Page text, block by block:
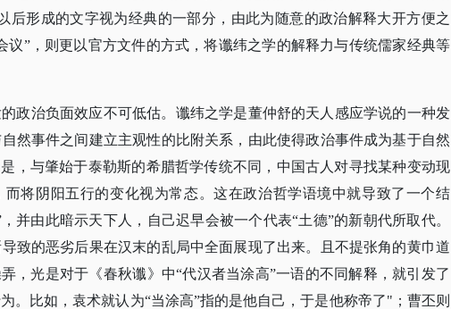
后形成的文字视为经典的一部分，由此为随意的政治解释大开方便之
议”，则更以官方文件的方式，将谶纬之学的解释力与传统儒家经典等
政治负面效应不可低估。谶纬之学是董仲舒的天人感应学说的一种发
然事件之间建立主观性的比附关系，由此使得政治事件成为基于自然
，与肇始于泰勒斯的希腊哲学传统不同，中国古人对寻找某种变动现
而将阴阳五行的变化视为常态。这在政治哲学语境中就导致了一个结
并由此暗示天下人，自己迟早会被一个代表“土德”的新朝代所取代。
致的恶劣后果在汉末的乱局中全面展现了出来。且不提张角的黄巾道
，光是对于《春秋谶》中“代汉者当涂高”一语的不同解释，就引发了
。比如，袁术就认为“当涂高”指的是他自己，于是他称帝了"；曹丕则